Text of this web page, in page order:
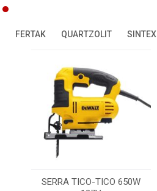
FERTAK QUARTZOLIT SINTEX
SERRA TICO-TICO 650W